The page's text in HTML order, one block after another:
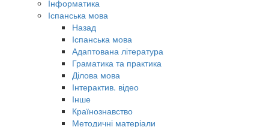
Інформатика
Іспанська мова
Назад
Іспанська мова
Адаптована література
Граматика та практика
Ділова мова
Інтерактив. відео
Інше
Країнознавство
Методичні матеріали